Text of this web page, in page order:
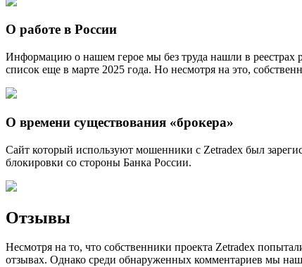
О работе в России
Информацию о нашем герое мы без труда нашли в реестрах
список еще в марте 2025 года. Но несмотря на это,
О времени существования «брокера»
Сайт который используют мошенники с Zetradex был
блокировки со стороны Банка России.
Отзывы
Несмотря на то, что собственники проекта Zetradex
отзывах. Однако среди обнаруженных комментариев мы